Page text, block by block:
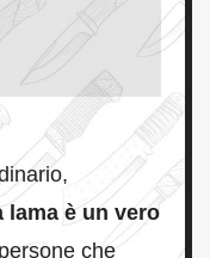
lama è un vero
che